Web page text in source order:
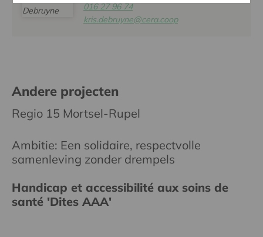
016 27 96 74
kris.debruyne@cera.coop
Andere projecten
Regio 15 Mortsel-Rupel
Ambitie: Een solidaire, respectvolle
samenleving zonder drempels
Handicap et accessibilité aux soins de
santé 'Dites AAA'